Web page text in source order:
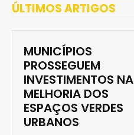
ÚLTIMOS ARTIGOS
MUNICÍPIOS
PROSSEGUEM
INVESTIMENTOS NA
MELHORIA DOS
ESPAÇOS VERDES
URBANOS